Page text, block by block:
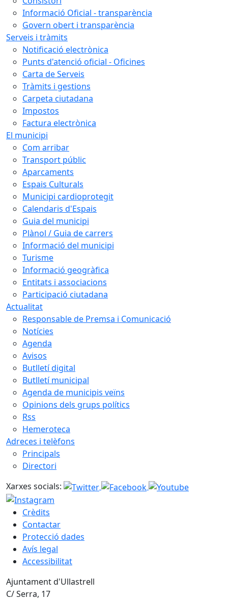
Informació Oficial - transparència
Govern obert i transparència
Serveis i tràmits
Notificació electrònica
Punts d'atenció oficial - Oficines
Carta de Serveis
Tràmits i gestions
Carpeta ciutadana
Impostos
Factura electrònica
El municipi
Com arribar
Transport públic
Aparcaments
Espais Culturals
Municipi cardioprotegit
Calendaris d'Espais
Guia del municipi
Plànol / Guia de carrers
Informació del municipi
Turisme
Informació geogràfica
Entitats i associacions
Participació ciutadana
Actualitat
Responsable de Premsa i Comunicació
Notícies
Agenda
Avisos
Butlletí digital
Butlletí municipal
Agenda de municipis veïns
Opinions dels grups polítics
Rss
Hemeroteca
Adreces i telèfons
Principals
Directori
Xarxes socials:
Crèdits
Contactar
Protecció dades
Avís legal
Accessibilitat
Ajuntament d'Ullastrell
C/ Serra, 17